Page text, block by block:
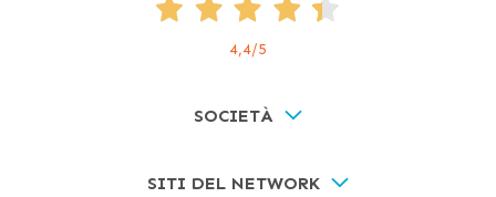
4,4/5
SOCIETÀ
SITI DEL NETWORK